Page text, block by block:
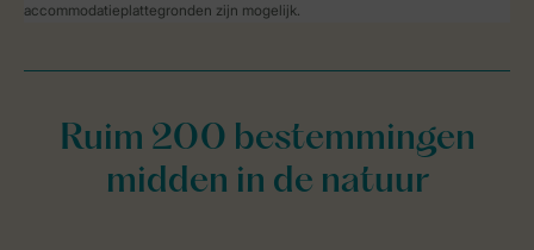
accommodatieplattegronden zijn mogelijk.
Ruim 200 bestemmingen
midden in de natuur